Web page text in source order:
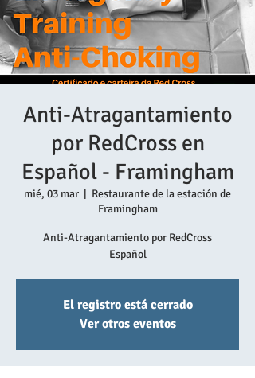
Anti-Atragantamiento
por RedCross en
Español - Framingham
mié, 03 mar
Restaurante de la estación de
Framingham
Anti-Atragantamiento por RedCross
Español
El registro está cerrado
Ver otros eventos